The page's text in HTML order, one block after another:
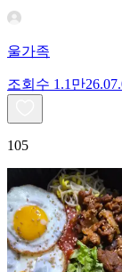
울가족
조회수 1.1만
105